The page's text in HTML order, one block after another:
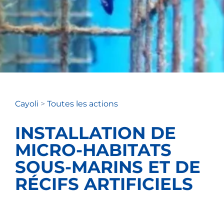
Cayoli > Toutes les actions
INSTALLATION DE
MICRO-HABITATS
SOUS-MARINS ET DE
RÉCIFS ARTIFICIELS